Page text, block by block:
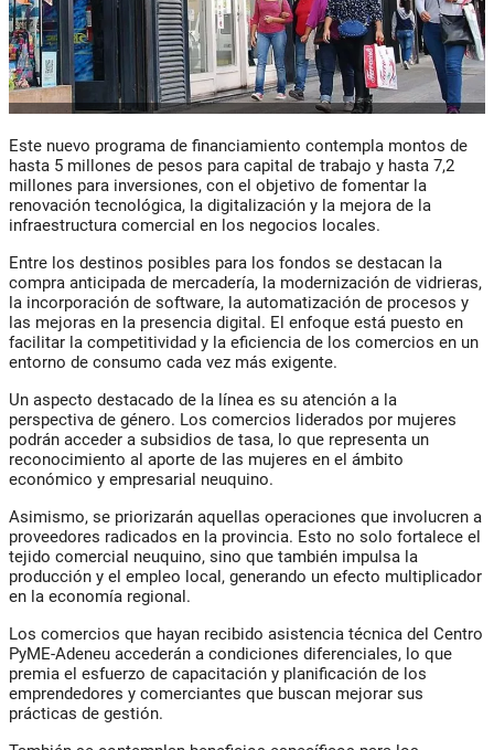
Este nuevo programa de financiamiento contempla montos de
hasta 5 millones de pesos para capital de trabajo y hasta 7,2
millones para inversiones, con el objetivo de fomentar la
renovación tecnológica, la digitalización y la mejora de la
infraestructura comercial en los negocios locales.
Entre los destinos posibles para los fondos se destacan la
compra anticipada de mercadería, la modernización de vidrieras,
la incorporación de software, la automatización de procesos y
las mejoras en la presencia digital. El enfoque está puesto en
facilitar la competitividad y la eficiencia de los comercios en un
entorno de consumo cada vez más exigente.
Un aspecto destacado de la línea es su atención a la
perspectiva de género. Los comercios liderados por mujeres
podrán acceder a subsidios de tasa, lo que representa un
reconocimiento al aporte de las mujeres en el ámbito
económico y empresarial neuquino.
Asimismo, se priorizarán aquellas operaciones que involucren a
proveedores radicados en la provincia. Esto no solo fortalece el
tejido comercial neuquino, sino que también impulsa la
producción y el empleo local, generando un efecto multiplicador
en la economía regional.
Los comercios que hayan recibido asistencia técnica del Centro
PyME-Adeneu accederán a condiciones diferenciales, lo que
premia el esfuerzo de capacitación y planificación de los
emprendedores y comerciantes que buscan mejorar sus
prácticas de gestión.